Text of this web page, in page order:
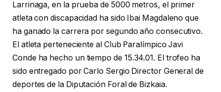
Larrinaga, en la prueba de 5000 metros, el primer
atleta con discapacidad ha sido Ibai Magdaleno que
ha ganado la carrera por segundo año consecutivo.
El atleta perteneciente al Club Paralímpico Javi
Conde ha hecho un tiempo de 15.34.01. El trofeo ha
sido entregado por Carlo Sergio Director General de
deportes de la Diputación Foral de Bizkaia.